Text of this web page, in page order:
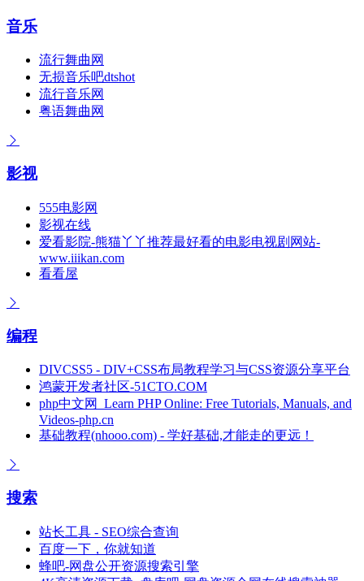
音乐
流行舞曲网
无损音乐吧dtshot
流行音乐网
粤语舞曲网
影视
555电影网
影视在线
爱看影院-熊猫丫丫推荐最好看的电影电视剧网站-
www.iiikan.com
看看屋
编程
DIVCSS5 - DIV+CSS布局教程学习与CSS资源分享平台
鸿蒙开发者社区-51CTO.COM
php中文网_Learn PHP Online: Free Tutorials, Manuals, and
Videos-php.cn
基础教程(nhooo.com) - 学好基础,才能走的更远！
搜索
站长工具 - SEO综合查询
百度一下，你就知道
蜂吧-网盘公开资源搜索引擎